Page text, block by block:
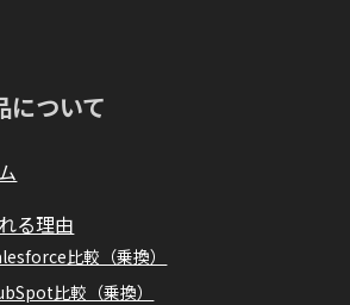
について
る理由
比較（乗換）
比較（乗換）